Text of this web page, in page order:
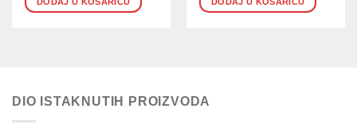
DIO ISTAKNUTIH PROIZVODA